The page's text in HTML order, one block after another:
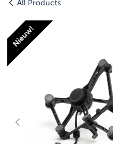
All Products
Nieuw!